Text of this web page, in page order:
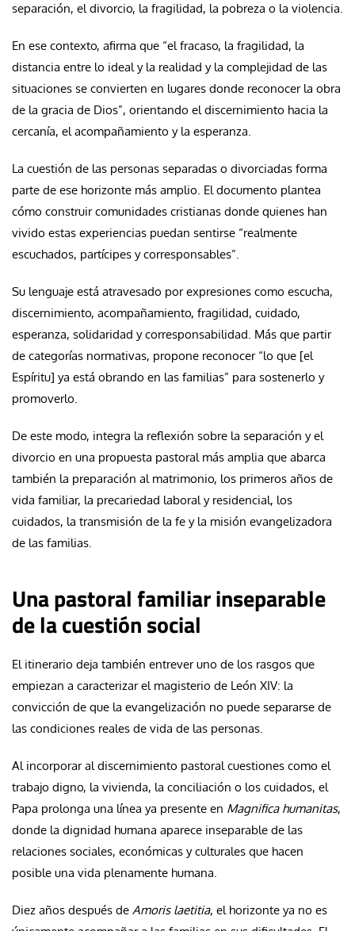
separación, el divorcio, la fragilidad, la pobreza o la violencia.
En ese contexto, afirma que “el fracaso, la fragilidad, la
distancia entre lo ideal y la realidad y la complejidad de las
situaciones se convierten en lugares donde reconocer la obra
de la gracia de Dios”, orientando el discernimiento hacia la
cercanía, el acompañamiento y la esperanza.
La cuestión de las personas separadas o divorciadas forma
parte de ese horizonte más amplio. El documento plantea
cómo construir comunidades cristianas donde quienes han
vivido estas experiencias puedan sentirse “realmente
escuchados, partícipes y corresponsables”.
Su lenguaje está atravesado por expresiones como escucha,
discernimiento, acompañamiento, fragilidad, cuidado,
esperanza, solidaridad y corresponsabilidad. Más que partir
de categorías normativas, propone reconocer “lo que [el
Espíritu] ya está obrando en las familias” para sostenerlo y
promoverlo.
De este modo, integra la reflexión sobre la separación y el
divorcio en una propuesta pastoral más amplia que abarca
también la preparación al matrimonio, los primeros años de
vida familiar, la precariedad laboral y residencial, los
cuidados, la transmisión de la fe y la misión evangelizadora
de las familias.
Una pastoral familiar inseparable
de la cuestión social
El itinerario deja también entrever uno de los rasgos que
empiezan a caracterizar el magisterio de León XIV: la
convicción de que la evangelización no puede separarse de
las condiciones reales de vida de las personas.
Al incorporar al discernimiento pastoral cuestiones como el
trabajo digno, la vivienda, la conciliación o los cuidados, el
Papa prolonga una línea ya presente en Magnifica humanitas,
donde la dignidad humana aparece inseparable de las
relaciones sociales, económicas y culturales que hacen
posible una vida plenamente humana.
Diez años después de Amoris laetitia, el horizonte ya no es